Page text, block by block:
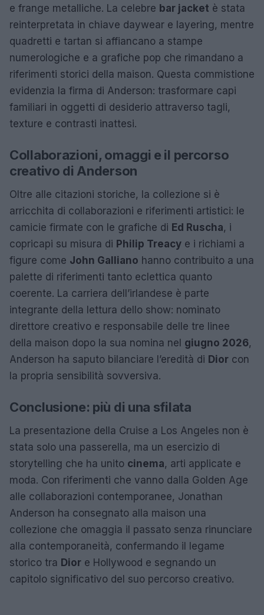
e frange metalliche. La celebre bar jacket è stata
reinterpretata in chiave daywear e layering, mentre
quadretti e tartan si affiancano a stampe
numerologiche e a grafiche pop che rimandano a
riferimenti storici della maison. Questa commistione
evidenzia la firma di Anderson: trasformare capi
familiari in oggetti di desiderio attraverso tagli,
texture e contrasti inattesi.
Collaborazioni, omaggi e il percorso
creativo di Anderson
Oltre alle citazioni storiche, la collezione si è
arricchita di collaborazioni e riferimenti artistici: le
camicie firmate con le grafiche di Ed Ruscha, i
copricapi su misura di Philip Treacy e i richiami a
figure come John Galliano hanno contribuito a una
palette di riferimenti tanto eclettica quanto
coerente. La carriera dell’irlandese è parte
integrante della lettura dello show: nominato
direttore creativo e responsabile delle tre linee
della maison dopo la sua nomina nel giugno 2026,
Anderson ha saputo bilanciare l’eredità di Dior con
la propria sensibilità sovversiva.
Conclusione: più di una sfilata
La presentazione della Cruise a Los Angeles non è
stata solo una passerella, ma un esercizio di
storytelling che ha unito cinema, arti applicate e
moda. Con riferimenti che vanno dalla Golden Age
alle collaborazioni contemporanee, Jonathan
Anderson ha consegnato alla maison una
collezione che omaggia il passato senza rinunciare
alla contemporaneità, confermando il legame
storico tra Dior e Hollywood e segnando un
capitolo significativo del suo percorso creativo.